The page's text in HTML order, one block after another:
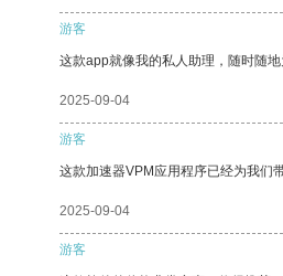
游客
这款app就像我的私人助理，随时随地
2025-09-04
游客
这款加速器VPM应用程序已经为我们
2025-09-04
游客